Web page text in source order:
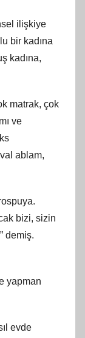
ilişkiye
bir kadına
kadına,
matrak, çok
ve
ablam,
bizi, sizin
demiş.
yapman
evde